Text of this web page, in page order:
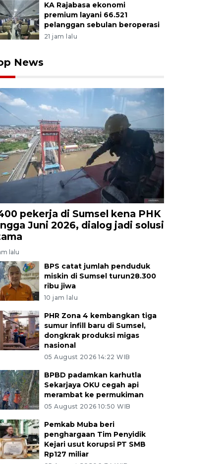
KA Rajabasa ekonomi
premium layani 66.521
pelanggan sebulan beroperasi
21 jam lalu
News
pekerja di Sumsel kena PHK
Juni 2026, dialog jadi solusi
lalu
BPS catat jumlah penduduk
miskin di Sumsel turun28.300
ribu jiwa
10 jam lalu
PHR Zona 4 kembangkan tiga
sumur infill baru di Sumsel,
dongkrak produksi migas
nasional
05 August 2026 14:22 WIB
BPBD padamkan karhutla
Sekarjaya OKU cegah api
merambat ke permukiman
05 August 2026 10:50 WIB
Pemkab Muba beri
penghargaan Tim Penyidik
Kejari usut korupsi PT SMB
Rp127 miliar